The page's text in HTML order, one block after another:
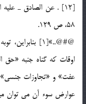
[12] . عن الصادق ـ عليه
58، ص 129.
@#@..»[1]
اوقات كه گناه جنبه «حق
عفت» و «تجاوزات جنسي»
عوارض سوء آن مي توان